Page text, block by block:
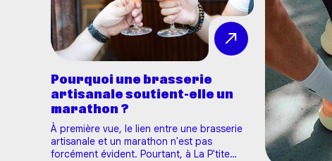
Pourquoi une brasserie
artisanale soutient-elle un
marathon ?
À première vue, le lien entre une brasserie
artisanale et un marathon n'est pas
forcément évident. Pourtant, à La P'tite